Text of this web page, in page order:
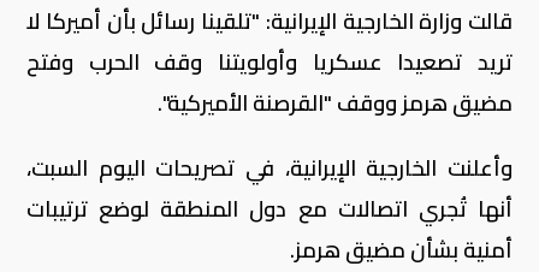
قالت وزارة الخارجية الإيرانية: "تلقينا رسائل بأن أميركا لا
تريد تصعيدا عسكريا وأولويتنا وقف الحرب وفتح
مضيق هرمز ووقف "القرصنة الأميركية".
وأعلنت الخارجية الإيرانية، في تصريحات اليوم السبت،
أنها تُجري اتصالات مع دول المنطقة لوضع ترتيبات
أمنية بشأن مضيق هرمز.